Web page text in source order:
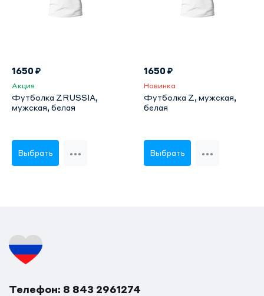
1650 ₽
Акция
Футболка ZRUSSIA,
мужская, белая
Выбрать
1650 ₽
Новинка
Футболка Z, мужская,
белая
Выбрать
Телефон: 8 843 2961274